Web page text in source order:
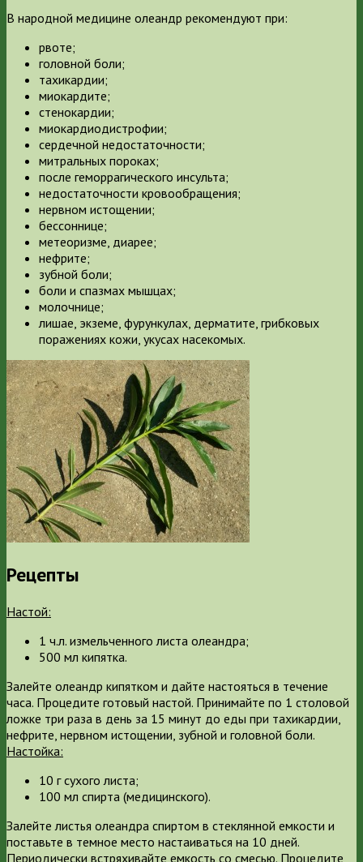
В народной медицине олеандр рекомендуют при:
рвоте;
головной боли;
тахикардии;
миокардите;
стенокардии;
миокардиодистрофии;
сердечной недостаточности;
митральных пороках;
после геморрагического инсульта;
недостаточности кровообращения;
нервном истощении;
бессоннице;
метеоризме, диарее;
нефрите;
зубной боли;
боли и спазмах мышцах;
молочнице;
лишае, экземе, фурункулах, дерматите, грибковых
поражениях кожи, укусах насекомых.
Рецепты
Настой:
1 ч.л. измельченного листа олеандра;
500 мл кипятка.
Залейте олеандр кипятком и дайте настояться в течение
часа. Процедите готовый настой. Принимайте по 1 столовой
ложке три раза в день за 15 минут до еды при тахикардии,
нефрите, нервном истощении, зубной и головной боли.
Настойка:
10 г сухого листа;
100 мл спирта (медицинского).
Залейте листья олеандра спиртом в стеклянной емкости и
поставьте в темное место настаиваться на 10 дней.
Периодически встряхивайте емкость со смесью. Процедите